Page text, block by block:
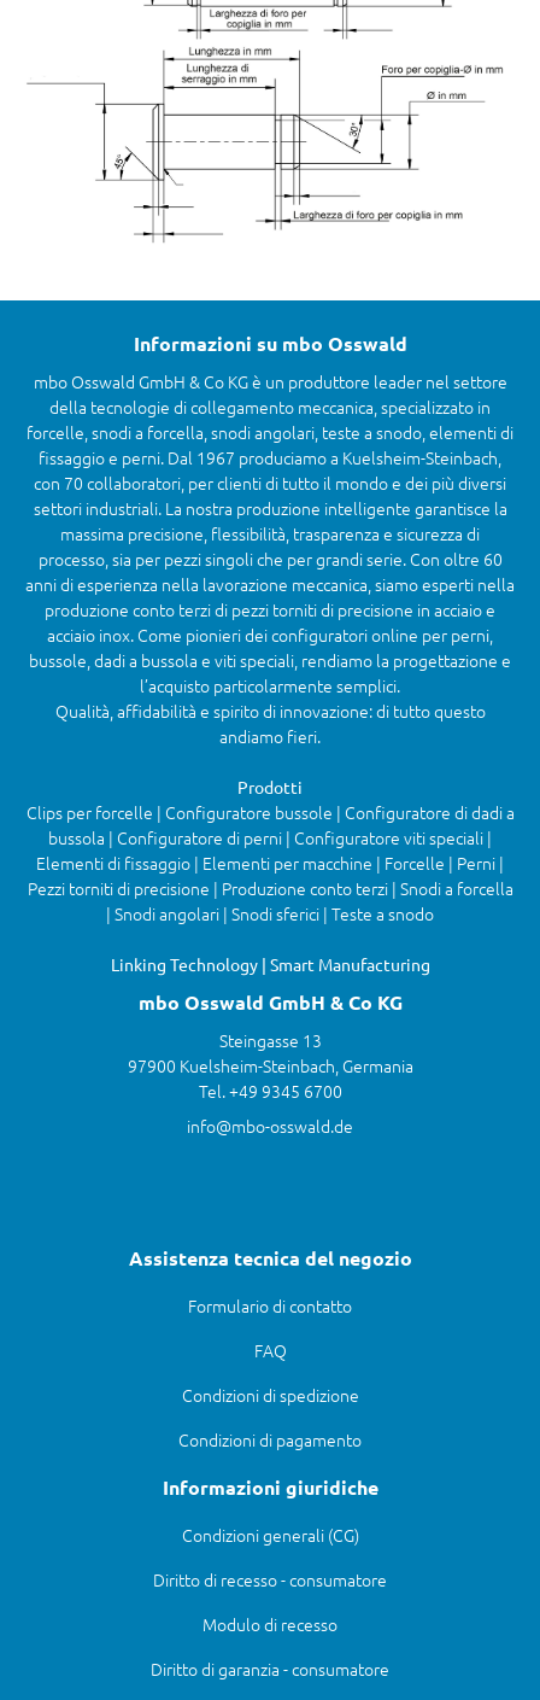
Informazioni su mbo Osswald
mbo Osswald GmbH & Co KG è un produttore leader nel settore
della tecnologie di collegamento meccanica, specializzato in
forcelle, snodi a forcella, snodi angolari, teste a snodo, elementi di
fissaggio e perni. Dal 1967 produciamo a Kuelsheim-Steinbach,
con 70 collaboratori, per clienti di tutto il mondo e dei più diversi
settori industriali. La nostra produzione intelligente garantisce la
massima precisione, flessibilità, trasparenza e sicurezza di
processo, sia per pezzi singoli che per grandi serie. Con oltre 60
anni di esperienza nella lavorazione meccanica, siamo esperti nella
produzione conto terzi di pezzi torniti di precisione in acciaio e
acciaio inox. Come pionieri dei configuratori online per perni,
bussole, dadi a bussola e viti speciali, rendiamo la progettazione e
l’acquisto particolarmente semplici.
Qualità, affidabilità e spirito di innovazione: di tutto questo
andiamo fieri.
Prodotti
Clips per forcelle | Configuratore bussole | Configuratore di dadi a
bussola | Configuratore di perni | Configuratore viti speciali |
Elementi di fissaggio | Elementi per macchine | Forcelle | Perni |
Pezzi torniti di precisione | Produzione conto terzi | Snodi a forcella
| Snodi angolari | Snodi sferici | Teste a snodo
Linking Technology | Smart Manufacturing
mbo Osswald GmbH & Co KG
Steingasse 13
97900 Kuelsheim-Steinbach, Germania
Tel. +49 9345 6700
info@mbo-osswald.de
Assistenza tecnica del negozio
Formulario di contatto
FAQ
Condizioni di spedizione
Condizioni di pagamento
Informazioni giuridiche
Condizioni generali (CG)
Diritto di recesso - consumatore
Modulo di recesso
Diritto di garanzia - consumatore